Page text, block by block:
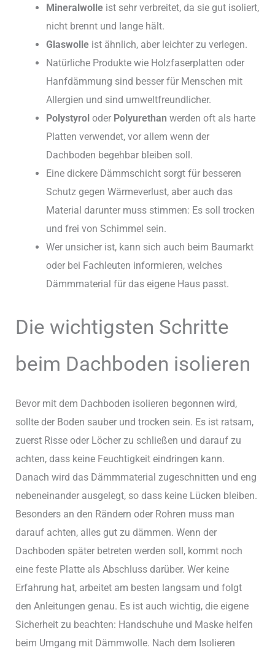
Mineralwolleist sehr verbreitet, da sie gut isoliert,
nicht brennt und lange hält.
Glaswolleist ähnlich, aber leichter zu verlegen.
Natürliche Produkte wie Holzfaserplatten oder
Hanfdämmung sind besser für Menschen mit
Allergien und sind umweltfreundlicher.
Polystyrol oder Polyurethan werden oft als harte
Platten verwendet, vor allem wenn der
Dachboden begehbar bleiben soll.
Eine dickere Dämmschicht sorgt für besseren
Schutz gegen Wärmeverlust, aber auch das
Material darunter muss stimmen: Es soll trocken
und frei von Schimmel sein.
Wer unsicher ist, kann sich auch beim Baumarkt
oder bei Fachleuten informieren, welches
Dämmmaterial für das eigene Haus passt.
Die wichtigsten Schritte
beim Dachboden isolieren
Bevor mit dem Dachboden isolieren begonnen wird,
sollte der Boden sauber und trocken sein. Es ist ratsam,
zuerst Risse oder Löcher zu schließen und darauf zu
achten, dass keine Feuchtigkeit eindringen kann.
Danach wird das Dämmmaterial zugeschnitten und eng
nebeneinander ausgelegt, so dass keine Lücken bleiben.
Besonders an den Rändern oder Rohren muss man
darauf achten, alles gut zu dämmen. Wenn der
Dachboden später betreten werden soll, kommt noch
eine feste Platte als Abschluss darüber. Wer keine
Erfahrung hat, arbeitet am besten langsam und folgt
den Anleitungen genau. Es ist auch wichtig, die eigene
Sicherheit zu beachten: Handschuhe und Maske helfen
beim Umgang mit Dämmwolle. Nach dem Isolieren